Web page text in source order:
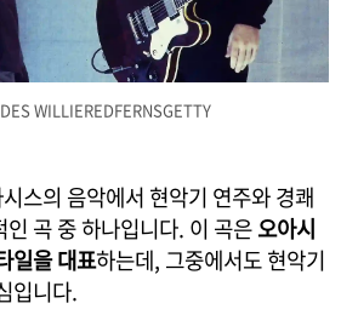
WILLIEREDFERNSGETTY
스의 음악에서 현악기 연주와 경쾌
곡 중 하나입니다. 이 곡은오아시
일을 대표하는데, 그중에서도 현악기
입니다.